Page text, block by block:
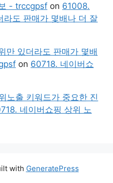
- trccgpsf on 61008.
라도 판매가 몇배나 더 잘
만 있더라도 판매가 몇배
on 60718. 네이버쇼
노출 키워드가 중요한 진
네이버쇼핑 상위 노
with GeneratePress